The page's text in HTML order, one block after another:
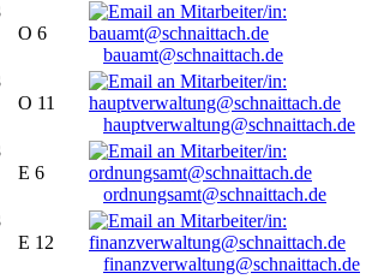
O 6
bauamt@schnaittach.de
O 11
hauptverwaltung@schnaittach.de
E 6
ordnungsamt@schnaittach.de
E 12
finanzverwaltung@schnaittach.de